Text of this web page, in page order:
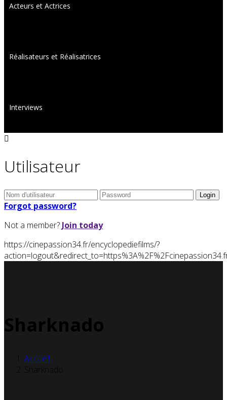
Acteurs et Actrices
Réalisateurs et Réalisatrices
Interviews
Utilisateur
Forgot password?
Not a member? Join today
https://cinepassion34.fr/encyclopediefilms/?
Sharknado
Accueil